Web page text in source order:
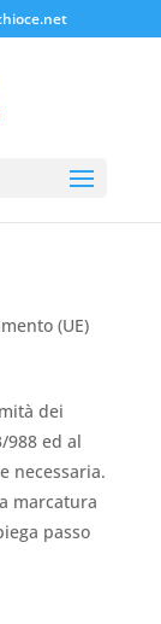
(UE)
dei
988 ed al
necessaria.
marcatura
passo